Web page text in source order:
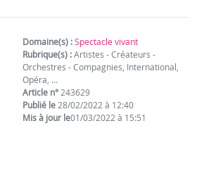
Domaine(s) : Spectacle vivant
Rubrique(s) :Artistes - Créateurs -
Orchestres - Compagnies, International,
Opéra, …
Article n°243629
Publié le28/02/2022 à 12:40
Mis à jour le01/03/2022 à 15:51